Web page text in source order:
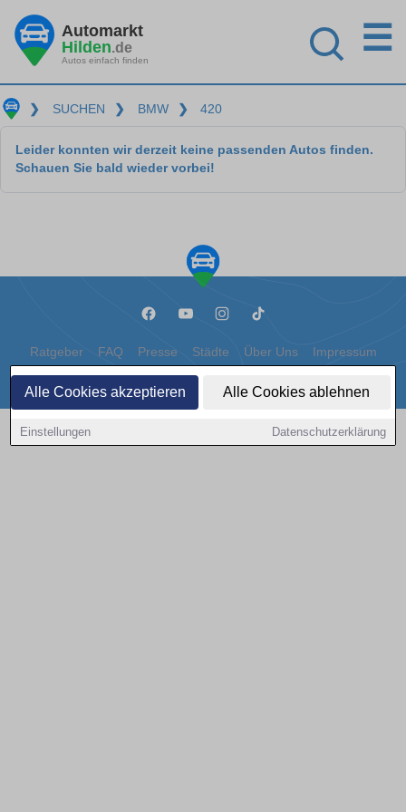
Alle Cookies akzeptieren Alle Cookies ablehnen
Einstellungen Datenschutzerklärung
Automarkt
Hilden.de
Autos einfach finden
☰
❯ SUCHEN ❯ BMW ❯ 420
Leider konnten wir derzeit keine passenden Autos finden.
Schauen Sie bald wieder vorbei!
Ratgeber FAQ Presse Städte Über Uns Impressum
Datenschutz Cookies
Copyright © 2000 - 2026 | 1A Infosysteme GmbH | Content by: 1a-sites-autos